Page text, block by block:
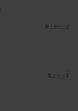
1.65公里
2.4公里